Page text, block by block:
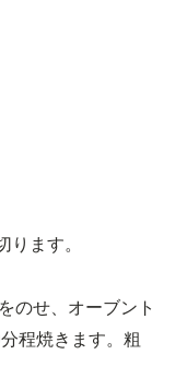
ます。
のせ、オーブント
程焼きます。粗